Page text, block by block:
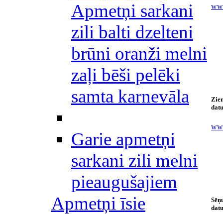
Apmetņi sarkani
zili balti dzelteni
brūni oranži melni
zaļi bēši pelēki
samta karnevāla
Garie apmetņi
sarkani zili melni
pieaugušajiem
Apmetņi īsie